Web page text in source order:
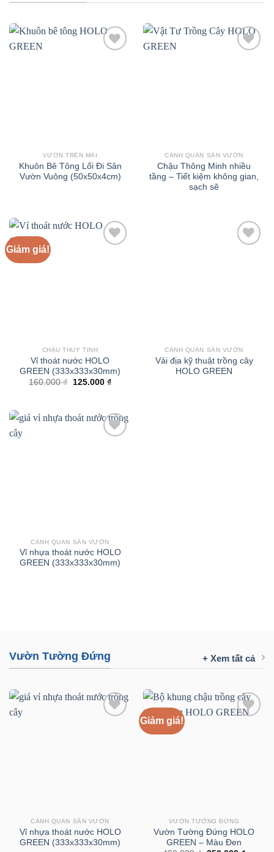
VƯỜN TRÊN MÁI
Khuôn Bê Tông Lối Đi Sân
Vườn Vuông (50x50x4cm)
CẢNH QUAN SÂN VƯỜN
Chậu Thông Minh nhiều
tầng – Tiết kiệm không gian,
sạch sẽ
Giảm giá!
CHẬU THỦY TINH
Vỉ thoát nước HOLO
GREEN (333x333x30mm)
160.000₫
Giá
125.000 ₫Giá
125.000 ₫.
CẢNH QUAN SÂN VƯỜN
Vải địa kỹ thuật trồng cây
HOLO GREEN
CẢNH QUAN SÂN VƯỜN
Vỉ nhựa thoát nước HOLO
GREEN (333x333x30mm)
Vườn Tường Đứng + Xem tất cả
CẢNH QUAN SÂN VƯỜN
Vỉ nhựa thoát nước HOLO
GREEN (333x333x30mm)
Giảm giá!
VƯỜN TƯỜNG ĐỨNG
Vườn Tường Đứng HOLO
GREEN – Màu Đen